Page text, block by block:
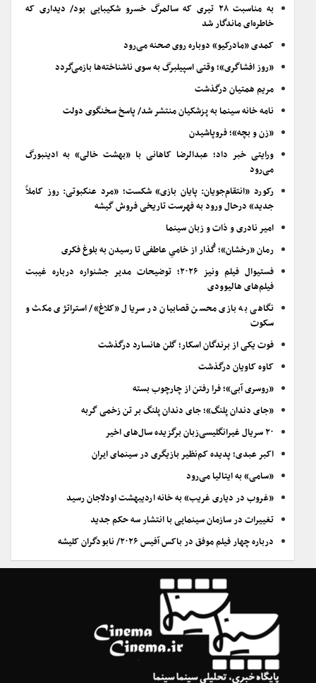
به مناسبت ۲۸ تیری که سالمرگ خسرو شکیبایی بود/ دیداری که
خاطره‌ای ماندگار شد
کمدی «مادرکیو» دوباره روی صحنه می‌رود
«روز افشاگری»؛ وقتی اسپیلبرگ به سوی ناشناخته‌ها بازمی‌گردد
مریم همتیان درگذشت
نامه خانه سینما به پزشکیان منتشر شد/ پاسخ سخنگوی دولت
«زن و بچه»؛ فروپاشیدن
ورایتی خبر داد؛ عبدالرضا کاهانی با «بهشت خالی» به ادینبورگ
می‌رود
رکورد «انتقام‌جویان: پایان بازی» شکست؛ «مرد عنکبوتی: روز کاملاً
جدید» درحال ورود به فهرست تاریخی فروش گیشه
امیر نادری و ذات و زبان سینما
رمان «رخشان»؛ گُذار از خامیِ عاطفی تا رسیدن به بلوغ فکری
فستیوال فیلم ونیز ۲۰۲۶؛ توضیحات مدیر جشنواره درباره غیبت
فیلم‌های هالیوودی
نگاهی به بازی محسن قصابیان در سریال «کلاغ»/ استراتژی مکث و
سکوت
فوت یکی از برندگان اسکار؛ گلن هانسارد درگذشت
کاوه کاویان درگذشت
«روسری آبی»؛ فرا رفتن از چارچوب بسته
«جای دندان پلنگ»؛ جای دندان پلنگ بر تن زخمی گربه
۲۰ سریال غیرانگلیسی‌زبان برگزیده سال‌های اخیر
اکبر عبدی؛ پدیده کم‌نظیر بازیگری در سینمای ایران
«سامی» به ایتالیا می‌رود
«غروب در دیاری غریب» به خانه اردیبهشت اودلاجان رسید
تغییرات در سازمان سینمایی با انتشار سه حکم جدید
درباره چهار فیلم موفق در باکس آفیس ۲۰۲۶/ نابودگران کلیشه